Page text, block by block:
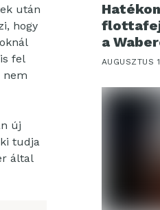
után
hogy
fel
nem
új
tudja
által
a
AUGUSZTUS